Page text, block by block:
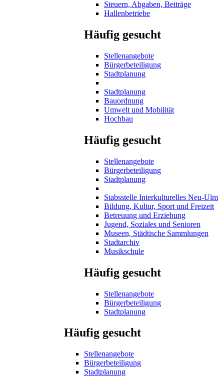
Steuern, Abgaben, Beiträge
Hallenbetriebe
Häufig gesucht
Stellenangebote
Bürgerbeteiligung
Stadtplanung
Stadtplanung
Bauordnung
Umwelt und Mobilität
Hochbau
Häufig gesucht
Stellenangebote
Bürgerbeteiligung
Stadtplanung
Stabsstelle Interkulturelles Neu-Ulm
Bildung, Kultur, Sport und Freizeit
Betreuung und Erziehung
Jugend, Soziales und Senioren
Museen, Städtische Sammlungen
Stadtarchiv
Musikschule
Häufig gesucht
Stellenangebote
Bürgerbeteiligung
Stadtplanung
Häufig gesucht
Stellenangebote
Bürgerbeteiligung
Stadtplanung